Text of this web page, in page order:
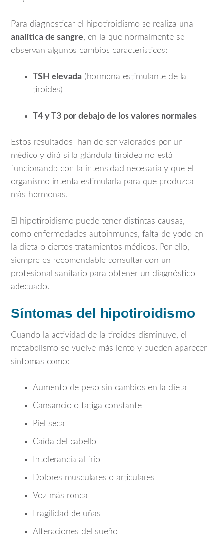
Para diagnosticar el hipotiroidismo se realiza una
analítica de sangre, en la que normalmente se
observan algunos cambios característicos:
TSH elevada (hormona estimulante de la
tiroides)
T4 y T3 por debajo de los valores normales
Estos resultados han de ser valorados por un
médico y dirá si la glándula tiroidea no está
funcionando con la intensidad necesaria y que el
organismo intenta estimularla para que produzca
más hormonas.
El hipotiroidismo puede tener distintas causas,
como enfermedades autoinmunes, falta de yodo en
la dieta o ciertos tratamientos médicos. Por ello,
siempre es recomendable consultar con un
profesional sanitario para obtener un diagnóstico
adecuado.
Síntomas del hipotiroidismo
Cuando la actividad de la tiroides disminuye, el
metabolismo se vuelve más lento y pueden aparecer
síntomas como:
Aumento de peso sin cambios en la dieta
Cansancio o fatiga constante
Piel seca
Caída del cabello
Intolerancia al frío
Dolores musculares o articulares
Voz más ronca
Fragilidad de uñas
Alteraciones del sueño